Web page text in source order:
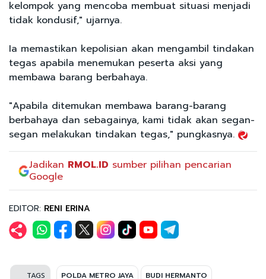
kelompok yang mencoba membuat situasi menjadi
tidak kondusif," ujarnya.
Ia memastikan kepolisian akan mengambil tindakan
tegas apabila menemukan peserta aksi yang
membawa barang berbahaya.
"Apabila ditemukan membawa barang-barang
berbahaya dan sebagainya, kami tidak akan segan-
segan melakukan tindakan tegas," pungkasnya.
Jadikan RMOL.ID sumber pilihan pencarian
Google
EDITOR: RENI ERINA
TAGS POLDA METRO JAYA BUDI HERMANTO